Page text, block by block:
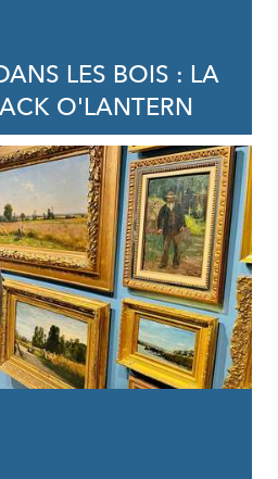
LES BOIS : LA
O'LANTERN